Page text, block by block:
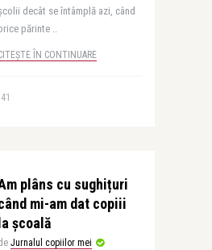
decât se întâmplă azi, când
părinte ..
ÎN CONTINUARE
plâns cu sughițuri
mi-am dat copiii
la școală
Jurnalul copiilor mei